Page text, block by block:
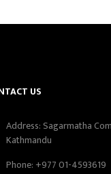
US
Address: Sagarmatha
Kathmandu
Phone: +977 01-4593619